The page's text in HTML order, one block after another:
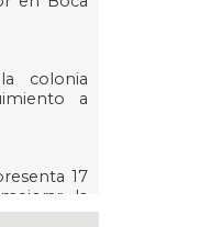
colonia
a
17
la
de